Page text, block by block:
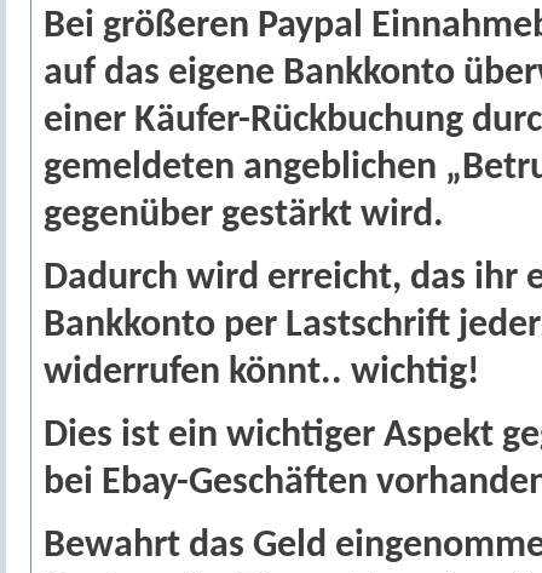
Bei größeren Paypal
auf das eigene Bankkonto
einer Käufer-Rückbuchung
gemeldeten angeblichen
gegenüber gestärkt wird.
Dadurch wird erreicht, das ihr
Bankkonto per Lastschrift
widerrufen könnt.. wichtig!
Dies ist ein wichtiger Aspekt
bei Ebay-Geschäften
Bewahrt das Geld